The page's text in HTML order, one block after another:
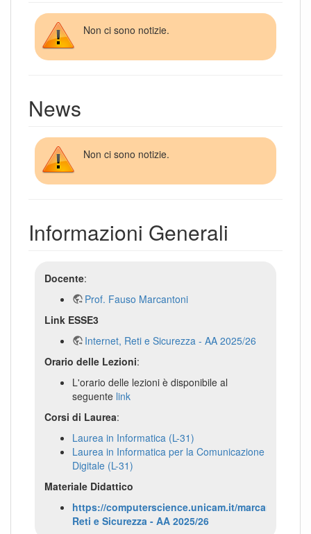
Non ci sono notizie.
News
Non ci sono notizie.
Informazioni Generali
Docente:
Prof. Fauso Marcantoni
Link ESSE3
Internet, Reti e Sicurezza - AA 2025/26
Orario delle Lezioni:
L'orario delle lezioni è disponibile al
seguente link
Corsi di Laurea:
Laurea in Informatica (L-31)
Laurea in Informatica per la Comunicazione
Digitale (L-31)
Materiale Didattico
https://computerscience.unicam.it/marcantoni/
Reti e Sicurezza - AA 2025/26